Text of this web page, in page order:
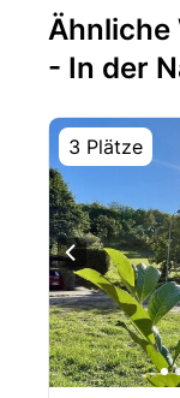
Ähnliche
- In der
3 Plätze